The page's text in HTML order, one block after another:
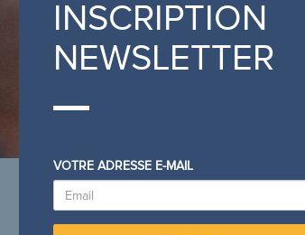
INSCRIPTION
NEWSLETTER
VOTRE ADRESSE E-MAIL
EMAIL